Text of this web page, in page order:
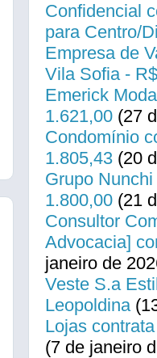
Confidencial
para Centro/
Empresa de
Vila Sofia -
Emerick
1.621,00 (27
Condomínio
1.805,43 (20
Grupo
1.800,00 (21
Consultor
Advocacia]
janeiro de
Veste S.a
Leopoldina
Lojas
(7 de janeiro